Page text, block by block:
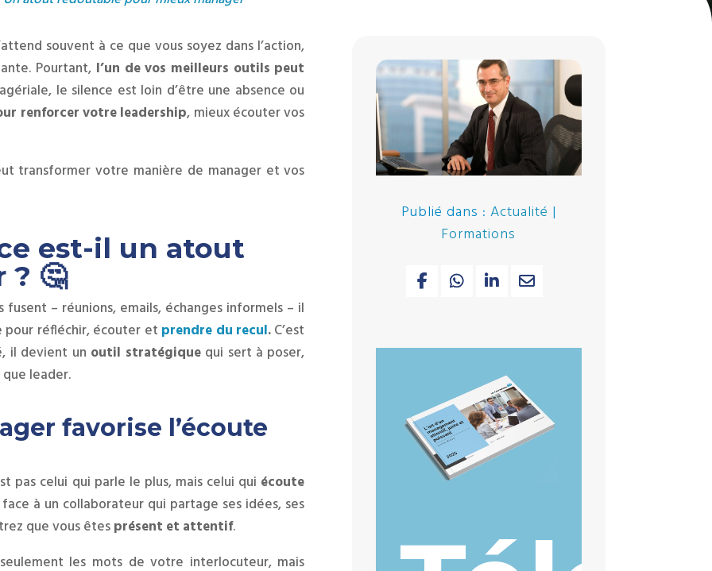
souvent à ce que vous soyez dans l’action,
Pourtant, l’un de vos meilleurs outils peut
le silence est loin d’être une absence ou
renforcer votre leadership, mieux écouter vos
transformer votre manière de manager et vos
est-il un atout
🤔
– réunions, emails, échanges informels – il
pour réfléchir, écouter et prendre du recul.C’est
il devient un outil stratégiquequi sert à poser,
leader.
favorise l’écoute
pas celui qui parle le plus, mais celui qui écoute
à un collaborateur qui partage ses idées, ses
que vous êtesprésent et attentif.
les mots de votre interlocuteur, mais
Publié dans : Actualité |
Formations